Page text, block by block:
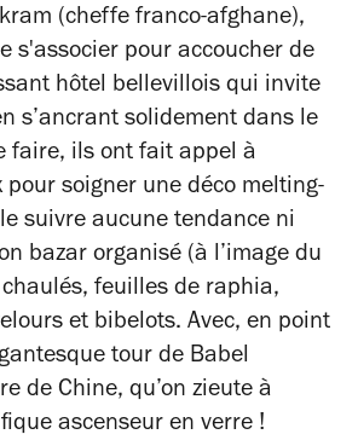
(cheffe franco-afghane),
s'associer pour accoucher de
hôtel bellevillois qui invite
s’ancrant solidement dans le
faire, ils ont fait appel à
pour soigner une déco melting-
suivre aucune tendance ni
bazar organisé (à l’image du
feuilles de raphia,
et bibelots. Avec, en point
tour de Babel
de Chine, qu’on zieute à
ascenseur en verre !